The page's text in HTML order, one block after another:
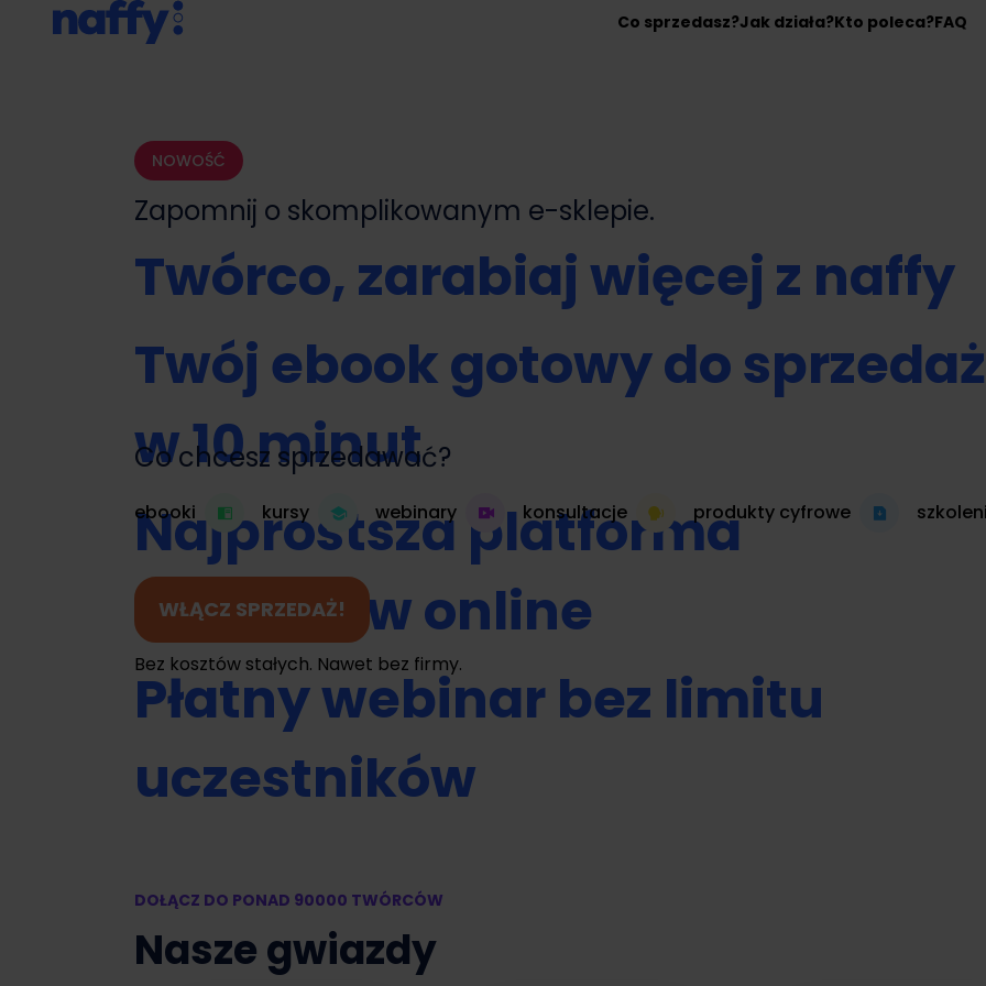
Co sprzedasz?Jak działa?Kto poleca?FAQ
NOWOŚĆ
Zapomnij o skomplikowanym e-sklepie.
Twórco, zarabiaj więcej z naffy
Twój ebook gotowy do
w 10 minut
Najprostsza platforma
do kursów online
Płatny webinar bez limitu
uczestników
Zamień swój produkt cyfrowy
Co chcesz sprzedawać?
ebooki kursy webinary konsultacje produkty cyfrowe
WŁĄCZ SPRZEDAŻ!
Bez kosztów stałych. Nawet bez firmy.
DOŁĄCZ DO PONAD 90000 TWÓRCÓW
Nasze gwiazdy